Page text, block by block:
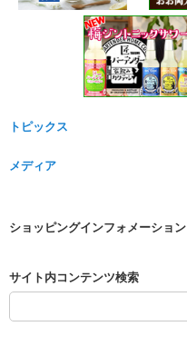
トピックス
メディア
ショッピングインフォメーション
サイト内コンテンツ検索